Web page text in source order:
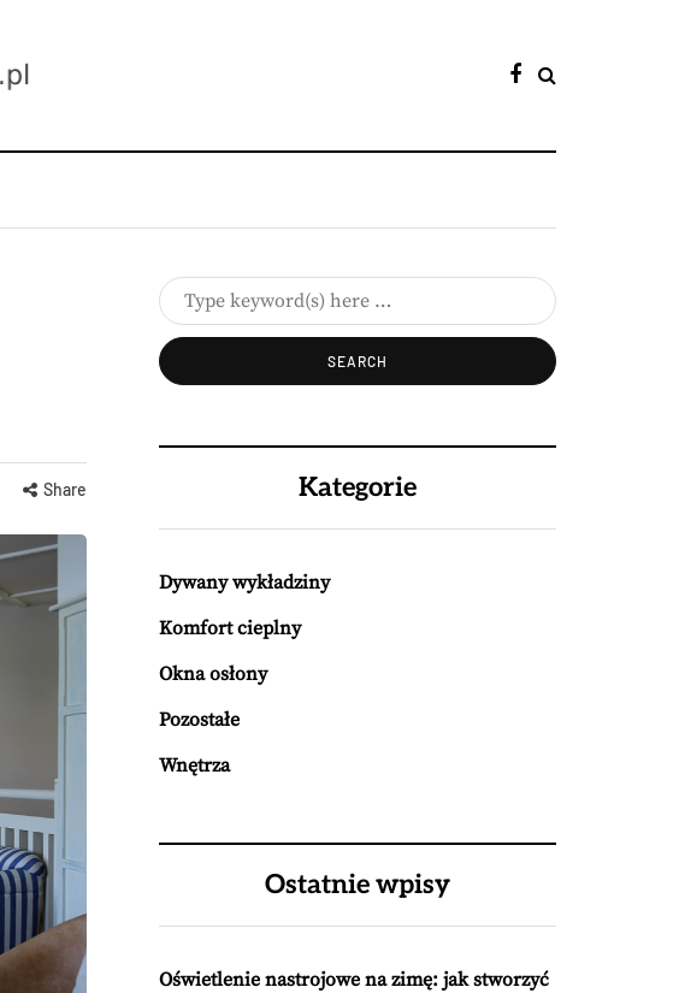
Share Kategorie
Dywany wykładziny
Komfort cieplny
Okna osłony
Pozostałe
Wnętrza
Ostatnie wpisy
Oświetlenie nastrojowe na zimę: jak stworzyć